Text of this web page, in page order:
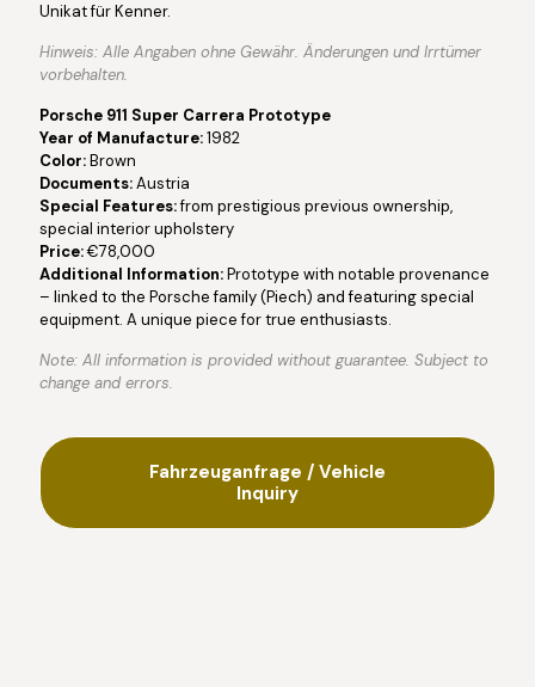
Unikat für Kenner.
Hinweis: Alle Angaben ohne Gewähr. Änderungen und Irrtümer
vorbehalten.
Porsche 911 Super Carrera Prototype
Year of Manufacture:1982
Color:Brown
Documents:Austria
Special Features:from prestigious previous ownership,
special interior upholstery
Price:€78,000
Additional Information:Prototype with notable provenance
– linked to the Porsche family (Piech) and featuring special
equipment. A unique piece for true enthusiasts.
Note: All information is provided without guarantee. Subject to
change and errors.
Fahrzeuganfrage / Vehicle
Inquiry